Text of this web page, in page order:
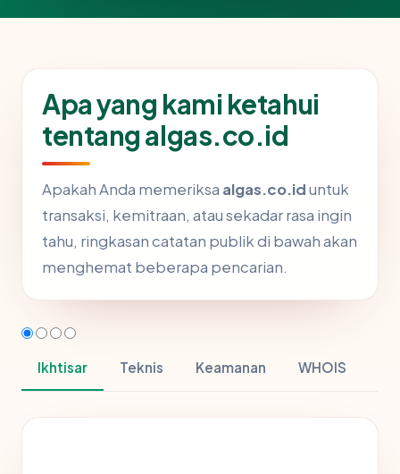
Apa yang kami ketahui
tentang algas.co.id
Apakah Anda memeriksa algas.co.iduntuk
transaksi, kemitraan, atau sekadar rasa ingin
tahu, ringkasan catatan publik di bawah akan
menghemat beberapa pencarian.
Ikhtisar Teknis Keamanan WHOIS